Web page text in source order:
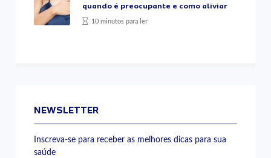
quando é preocupante e como aliviar
10 minutos para ler
NEWSLETTER
Inscreva-se para receber as melhores dicas para sua
saúde